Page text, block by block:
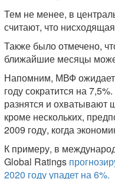
Тем не менее, в
считают, что
Также было отмечено,
ближайшие месяцы
Напомним, МВФ
году сократится на
разнятся и охватывают
кроме нескольких,
2009 году, когда
К примеру, в
Global Ratings
2020 году упадет на 6%.